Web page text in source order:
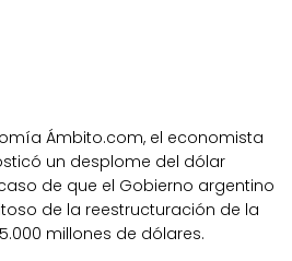
Ámbito.com, el economista
un desplome del dólar
de que el Gobierno argentino
de la reestructuración de la
millones de dólares.